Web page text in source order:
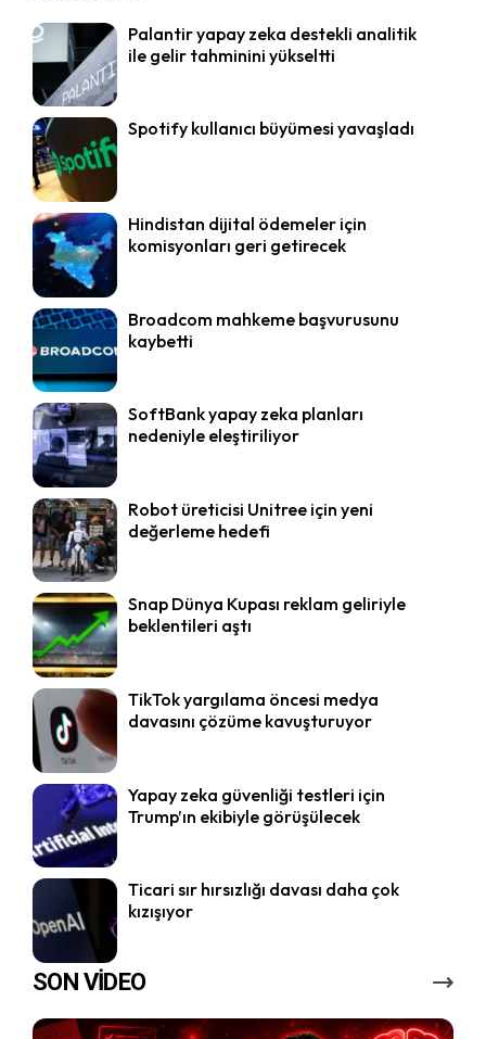
Palantir yapay zeka destekli analitik
ile gelir tahminini yükseltti
Spotify kullanıcı büyümesi yavaşladı
Hindistan dijital ödemeler için
komisyonları geri getirecek
Broadcom mahkeme başvurusunu
kaybetti
SoftBank yapay zeka planları
nedeniyle eleştiriliyor
Robot üreticisi Unitree için yeni
değerleme hedefi
Snap Dünya Kupası reklam geliriyle
beklentileri aştı
TikTok yargılama öncesi medya
davasını çözüme kavuşturuyor
Yapay zeka güvenliği testleri için
Trump’ın ekibiyle görüşülecek
Ticari sır hırsızlığı davası daha çok
kızışıyor
SON VİDEO